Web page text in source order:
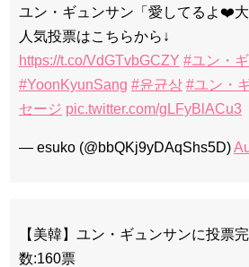
ユン・ギュンサン「愛してるよ❤️大
人気投票はこちらから↓
https://t.co/VdGTvbGCZY #ユン・
#YoonKyunSang #윤균상 #ユン・
セージ pic.twitter.com/gLFyBlACu3
— esuko (@bbQKj9yDAqShs5D)
【美韓】ユン・ギュンサンに投票
数:160票